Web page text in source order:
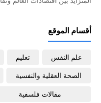
أقسام الموقع
علم النفس تعليم
الصحة العقلية والنفسية
مقالات فلسفية